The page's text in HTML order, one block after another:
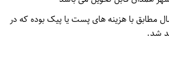
ف
ر
و
مطابق با هزینه های پست یا پیک بوده که در
شد.